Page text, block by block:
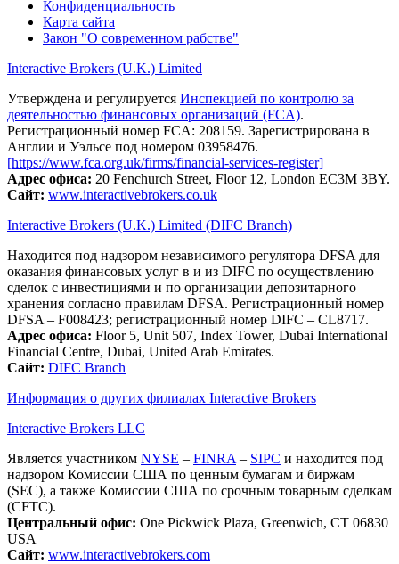
Конфиденциальность
Карта сайта
Закон "О современном рабстве"
Interactive Brokers (U.K.) Limited
Утверждена и регулируется Инспекцией по контролю за
деятельностью финансовых организаций (FCA).
Регистрационный номер FCA: 208159. Зарегистрирована в
Англии и Уэльсе под номером 03958476.
[https://www.fca.org.uk/firms/financial-services-register]
Адрес офиса: 20 Fenchurch Street, Floor 12, London EC3M 3BY.
Сайт: www.interactivebrokers.co.uk
Interactive Brokers (U.K.) Limited (DIFC Branch)
Находится под надзором независимого регулятора DFSA для
оказания финансовых услуг в и из DIFC по осуществлению
сделок с инвестициями и по организации депозитарного
хранения согласно правилам DFSA. Регистрационный номер
DFSA – F008423; регистрационный номер DIFC – CL8717.
Адрес офиса: Floor 5, Unit 507, Index Tower, Dubai International
Financial Centre, Dubai, United Arab Emirates.
Сайт: DIFC Branch
Информация о других филиалах Interactive Brokers
Interactive Brokers LLC
Является участником NYSE – FINRA – SIPC и находится под
надзором Комиссии США по ценным бумагам и биржам
(SEC), а также Комиссии США по срочным товарным сделкам
(CFTC).
Центральный офис: One Pickwick Plaza, Greenwich, CT 06830
USA
Сайт: www.interactivebrokers.com